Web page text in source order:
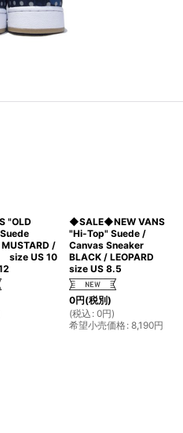
"OLD
/
size US 10
◆SALE◆NEW VANS
"Hi-Top" Suede /
Canvas Sneaker
BLACK / LEOPARD
size US 8.5
0円(税別)
(税込 : 0円)
希望小売価格: 8,190円